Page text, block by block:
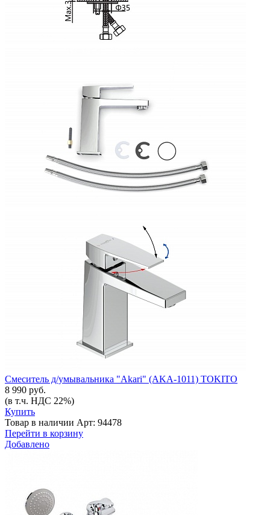
Смеситель д/умывальника "Akari" (AKA-1011) TOKITO
8 990 руб.
(в т.ч. НДС 22%)
Купить
Товар в наличии Арт: 94478
Перейти в корзину
Добавлено